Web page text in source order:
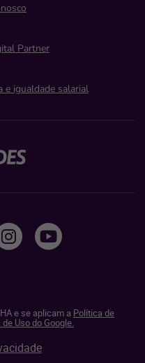
Partner
e igualdade salarial
e se aplicam a Política de
Uso do Google.